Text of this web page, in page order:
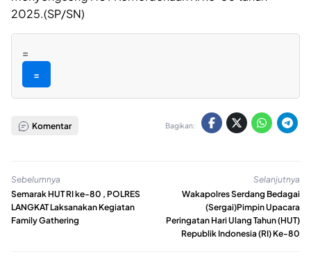
2025.(SP/SN)
=
=
Komentar Bagikan:
Sebelumnya
Semarak HUT RI ke-80 , POLRES
LANGKAT Laksanakan Kegiatan
Family Gathering
Selanjutnya
Wakapolres Serdang Bedagai
(Sergai)Pimpin Upacara
Peringatan Hari Ulang Tahun (HUT)
Republik Indonesia (RI) Ke-80